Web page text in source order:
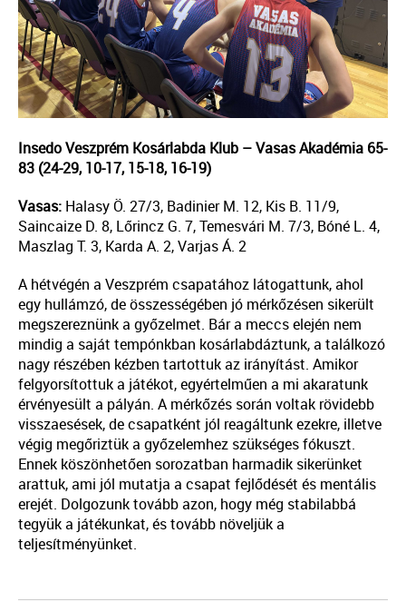
Insedo Veszprém Kosárlabda Klub – Vasas Akadémia 65-
83 (24-29, 10-17, 15-18, 16-19)
Vasas: Halasy Ö. 27/3, Badinier M. 12, Kis B. 11/9,
Saincaize D. 8, Lőrincz G. 7, Temesvári M. 7/3, Bóné L. 4,
Maszlag T. 3, Karda A. 2, Varjas Á. 2
A hétvégén a Veszprém csapatához látogattunk, ahol
egy hullámzó, de összességében jó mérkőzésen sikerült
megszereznünk a győzelmet. Bár a meccs elején nem
mindig a saját tempónkban kosárlabdáztunk, a találkozó
nagy részében kézben tartottuk az irányítást. Amikor
felgyorsítottuk a játékot, egyértelműen a mi akaratunk
érvényesült a pályán. A mérkőzés során voltak rövidebb
visszaesések, de csapatként jól reagáltunk ezekre, illetve
végig megőriztük a győzelemhez szükséges fókuszt.
Ennek köszönhetően sorozatban harmadik sikerünket
arattuk, ami jól mutatja a csapat fejlődését és mentális
erejét. Dolgozunk tovább azon, hogy még stabilabbá
tegyük a játékunkat, és tovább növeljük a
teljesítményünket.